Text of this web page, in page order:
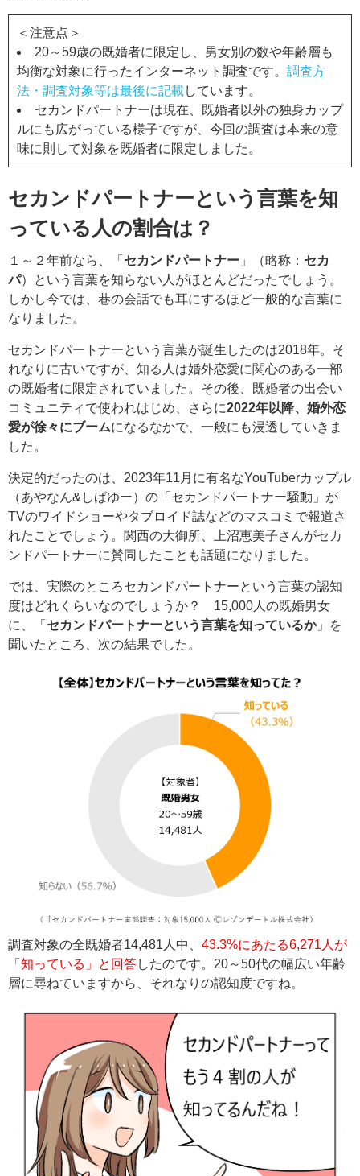
＜注意点＞
20～59歳の既婚者に限定し、男女別の数や年齢層も
均衡な対象に行ったインターネット調査です。 調査方
法・調査対象等は最後に記載しています。
セカンドパートナーは現在、既婚者以外の独身カップ
ルにも広がっている様子ですが、今回の調査は本来の意
味に則して対象を既婚者に限定しました。
セカンドパートナーという言葉を知
っている人の割合は？
１～２年前なら、「 セカンドパートナー 」（略称： セカ
パ）という言葉を知らない人がほとんどだったでしょう。
しかし今では、巷の会話でも耳にするほど一般的な言葉に
なりました。
セカンドパートナーという言葉が誕生したのは2018年。そ
れなりに古いですが、知る人は婚外恋愛に関心のある一部
の既婚者に限定されていました。その後、既婚者の出会い
コミュニティで使われはじめ、さらに2022年以降、婚外恋
愛が徐々にブームになるなかで、一般にも浸透していきま
した。
決定的だったのは、2023年11月に有名なYouTuberカップル
（あやなん&しばゆー）の「セカンドパートナー騒動」が
TVのワイドショーやタブロイド誌などのマスコミで報道さ
れたことでしょう。関西の大御所、上沼恵美子さんがセカ
ンドパートナーに賛同したことも話題になりました。
では、実際のところセカンドパートナーという言葉の認知
度はどれくらいなのでしょうか？ 15,000人の既婚男女
に、「 セカンドパートナーという言葉を知っているか」を
聞いたところ、次の結果でした。
調査対象の全既婚者14,481人中、 43.3%にあたる6,271人が
「知っている」と回答したのです。20～50代の幅広い年齢
層に尋ねていますから、それなりの認知度ですね。